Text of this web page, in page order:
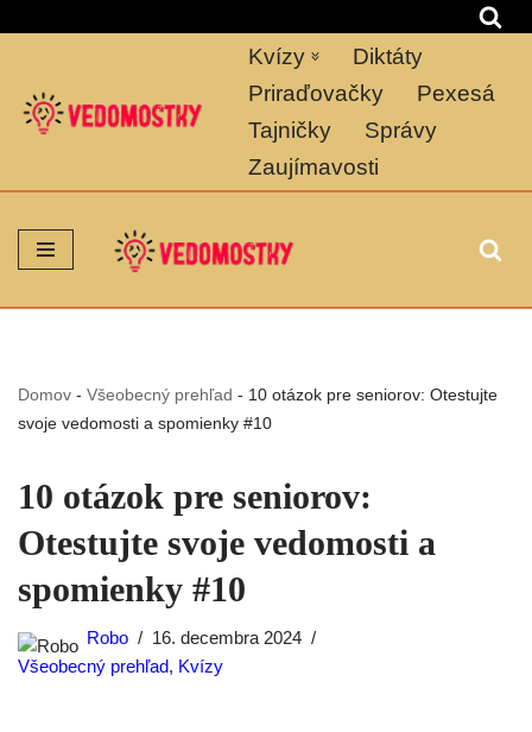
na
obsah
Kvízy
Diktáty
Priraďovačky
Pexesá
Tajničky
Správy
Zaujímavosti
Domov - Všeobecný prehľad - 10 otázok pre seniorov: Otestujte
svoje vedomosti a spomienky #10
10 otázok pre seniorov:
Otestujte svoje vedomosti a
spomienky #10
Robo
16. decembra 2024
Všeobecný prehľad, Kvízy